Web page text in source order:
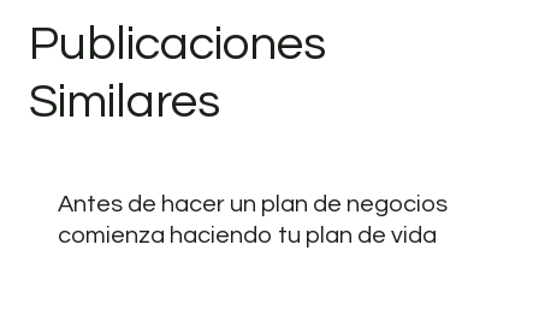
Publicaciones
Similares
Antes de hacer un plan de negocios
comienza haciendo tu plan de vida